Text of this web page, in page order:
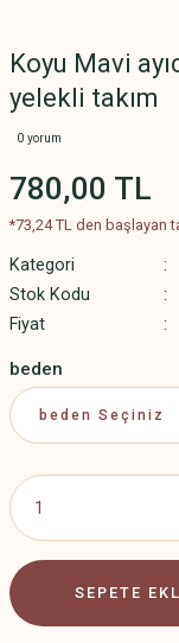
Koyu Mavi
yelekli takım
0 yorum
780,00 TL
*73,24 TL den başlayan
Kategori
Stok Kodu
Fiyat
beden
SEPETE